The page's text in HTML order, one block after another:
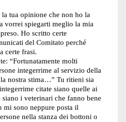
tua opinione che non ho la
vorrei spiegarti meglio la mia
Ho scritto certe
del Comitato perché
certe frasi.
“Fortunatamente molti
integerrime al servizio della
nostra stima…” Tu ritieni sia
citate siano quelle ai
i veterinari che fanno bene
sono neppure posta il
nella stanza dei bottoni o